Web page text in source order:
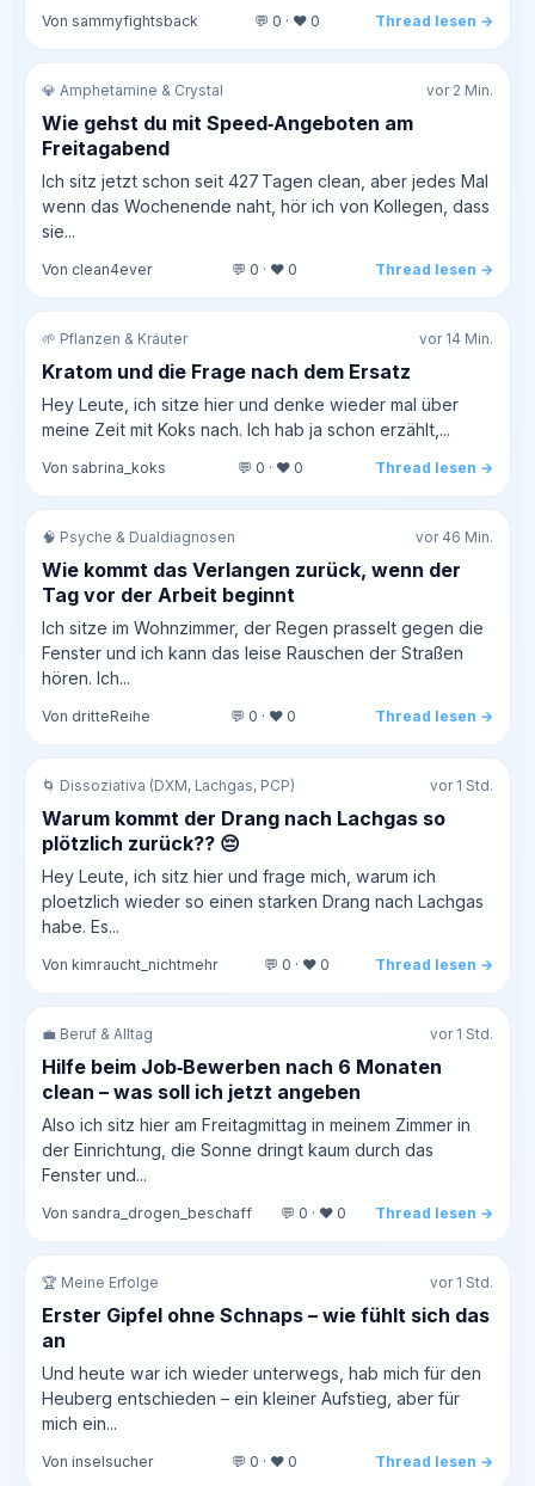
Von sammyfightsback 💬 0 · ❤️ 0 Thread lesen →
💎 Amphetamine & Crystal vor 2 Min.
Wie gehst du mit Speed‑Angeboten am
Freitagabend
Ich sitz jetzt schon seit 427 Tagen clean, aber jedes Mal
wenn das Wochenende naht, hör ich von Kollegen, dass
sie...
Von clean4ever 💬 0 · ❤️ 0 Thread lesen →
🌱 Pflanzen & Kräuter vor 14 Min.
Kratom und die Frage nach dem Ersatz
Hey Leute, ich sitze hier und denke wieder mal über
meine Zeit mit Koks nach. Ich hab ja schon erzählt,...
Von sabrina_koks 💬 0 · ❤️ 0 Thread lesen →
🧠 Psyche & Dualdiagnosen vor 46 Min.
Wie kommt das Verlangen zurück, wenn der
Tag vor der Arbeit beginnt
Ich sitze im Wohnzimmer, der Regen prasselt gegen die
Fenster und ich kann das leise Rauschen der Straßen
hören. Ich...
Von dritteReihe 💬 0 · ❤️ 0 Thread lesen →
🌀 Dissoziativa (DXM, Lachgas, PCP) vor 1 Std.
Warum kommt der Drang nach Lachgas so
plötzlich zurück?? 😔
Hey Leute, ich sitz hier und frage mich, warum ich
ploetzlich wieder so einen starken Drang nach Lachgas
habe. Es...
Von kimraucht_nichtmehr 💬 0 · ❤️ 0 Thread lesen →
💼 Beruf & Alltag vor 1 Std.
Hilfe beim Job‑Bewerben nach 6 Monaten
clean – was soll ich jetzt angeben
Also ich sitz hier am Freitagmittag in meinem Zimmer in
der Einrichtung, die Sonne dringt kaum durch das
Fenster und...
Von sandra_drogen_beschaff 💬 0 · ❤️ 0 Thread lesen →
🏆 Meine Erfolge vor 1 Std.
Erster Gipfel ohne Schnaps – wie fühlt sich das
an
Und heute war ich wieder unterwegs, hab mich für den
Heuberg entschieden – ein kleiner Aufstieg, aber für
mich ein...
Von inselsucher 💬 0 · ❤️ 0 Thread lesen →